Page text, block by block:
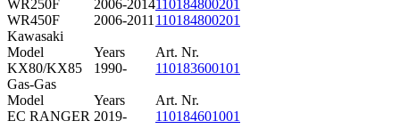
WR250F
2006-2014110184800201
WR450F
2006-2011 110184800201
Kawasaki
Model
Years
Art. Nr.
KX80/KX85
1990-
110183600101
Gas-Gas
Model
Years
Art. Nr.
EC RANGER 2019-
110184601001